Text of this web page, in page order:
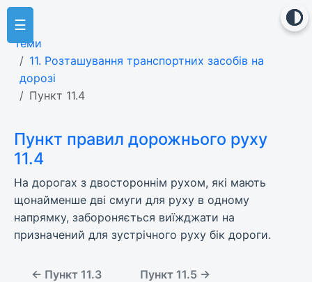
☰
Теми
11. Розташування транспортних засобів на
дорозі
Пункт 11.4
Пункт правил дорожнього руху
11.4
На дорогах з двостороннім рухом, які мають
щонайменше дві смуги для руху в одному
напрямку, забороняється виїжджати на
призначений для зустрічного руху бік дороги.
← Пункт 11.3 Пункт 11.5 →